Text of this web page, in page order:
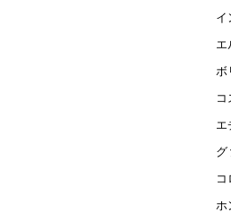
イ
エ
ボ
コ
エ
グ
コ
ホ